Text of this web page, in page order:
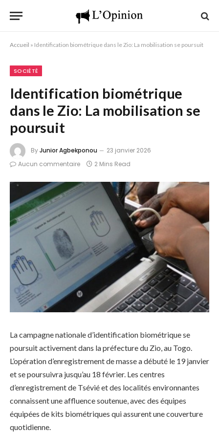
Accueil » Identification biométrique dans le Zio: La mobilisation se poursuit
SOCIÉTÉ
Identification biométrique
dans le Zio: La mobilisation se
poursuit
ByJunior Agbekponou
23 janvier 2026
Aucun commentaire
2 Mins Read
La campagne nationale d’identification biométrique se
poursuit activement dans la préfecture du Zio, au Togo.
L’opération d’enregistrement de masse a débuté le 19 janvier
et se poursuivra jusqu’au 18 février. Les centres
d’enregistrement de Tsévié et des localités environnantes
connaissent une affluence soutenue, avec des équipes
équipées de kits biométriques qui assurent une couverture
quotidienne.